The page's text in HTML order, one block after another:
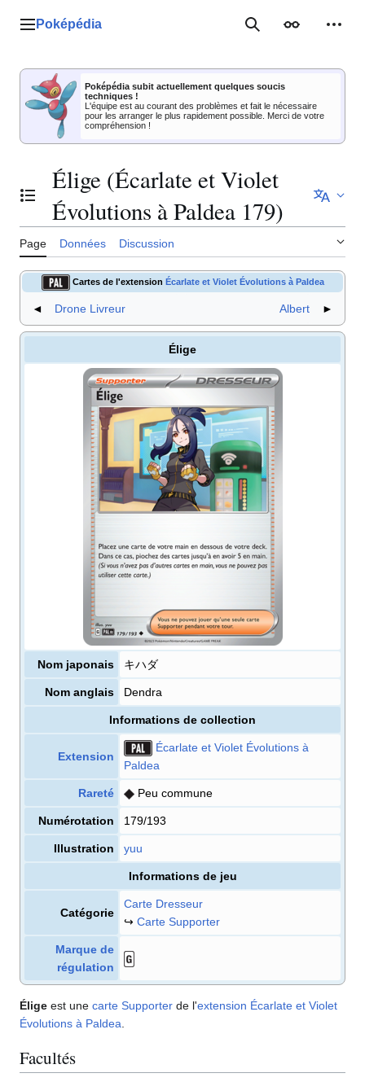
Menu principal
Poképédia RechercherApparence
Poképédia subit actuellement quelques soucis
techniques !
L'équipe est au courant des problèmes et fait le nécessaire
pour les arranger le plus rapidement possible. Merci de votre
compréhension !
Basculer la table des matières
Élige (Écarlate et Violet
Évolutions à Paldea 179)
Page Données Discussion
Cartes de l'extension Écarlate et Violet Évolutions à Paldea
◄ Drone Livreur Albert ►
Élige
Nom japonais キハダ
Nom anglais Dendra
Informations de collection
Extension
Écarlate et Violet Évolutions à
Paldea
Rareté Peu commune
Numérotation 179/193
Illustration yuu
Informations de jeu
Catégorie
Carte Dresseur
↪ Carte Supporter
Marque de
régulation
Élige est une carte Supporter de l'extension Écarlate et Violet
Évolutions à Paldea
Facultés